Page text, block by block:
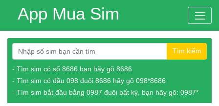
App Mua Sim
Tìm kiếm
- Tìm sim có số 8686 bạn hãy gõ 8686
- Tìm sim có đầu 098 đuôi 8686 hãy gõ 098*8686
- Tìm sim bắt đầu bằng 0987 đuôi bất kỳ, bạn hãy gõ: 0987*